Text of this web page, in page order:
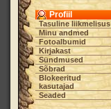
Profiil
Tasuline liikmelisus
Minu andmed
Fotoalbumid
Kirjakast
Sündmused
Sõbrad
Blokeeritud
kasutajad
Seaded